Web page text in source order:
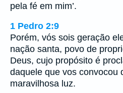
pela fé em mim’.
1 Pedro 2:9
Porém, vós sois geração
nação santa, povo de
Deus, cujo propósito é
daquele que vos convocou
maravilhosa luz.